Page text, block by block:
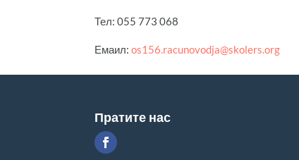
Тел: 055 773 068
Емаил: os156.racunovodja@skolers.org
Пратите нас